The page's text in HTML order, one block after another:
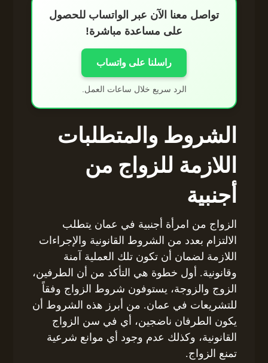
تواصل معنا الآن عبر الواتساب للحصول
على مساعدة مباشرة!
راسلنا على واتساب
الرد سريع خلال ساعات العمل.
الشروط والمتطلبات
اللازمة للزواج من
أجنبية
الزواج من امرأة أجنبية في عمان يتطلب
الالتزام بعدد من الشروط القانونية والإجراءات
اللازمة لضمان أن تكون تلك العملية آمنة
وقانونية. أول خطوة هي التأكد من أن الطرفين،
الزوج والزوجة، يستوفون شروط الزواج وفقاً
للتشريعات في عمان. من أبرز هذه الشروط أن
يكون الطرفان ناضجين، أي في سن الزواج
القانونية، وكذلك عدم وجود أي موانع شرعية
تمنع الزواج.